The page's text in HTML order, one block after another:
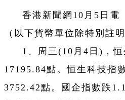
香港新聞網10月5日
（以下貨幣單位除特別註
1、周三(10月4日)，
17195.84點。恒生科技指
3752.42點。國企指數跌